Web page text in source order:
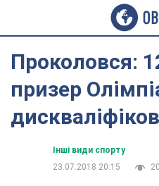
Проколовся:
призер
Інші види спорту
23.07.2018 20:15